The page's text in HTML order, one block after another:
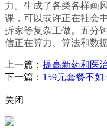
力。生成了各类各样画
课，可以或许正在社会
拆家等复杂工做。五分
信正在算力、算法和数
上一篇： 提高新药和医
下一篇： 159元套餐不
关闭